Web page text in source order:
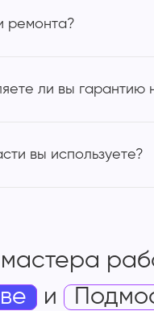
ремонта?
ли вы гарантию
вы используете?
и